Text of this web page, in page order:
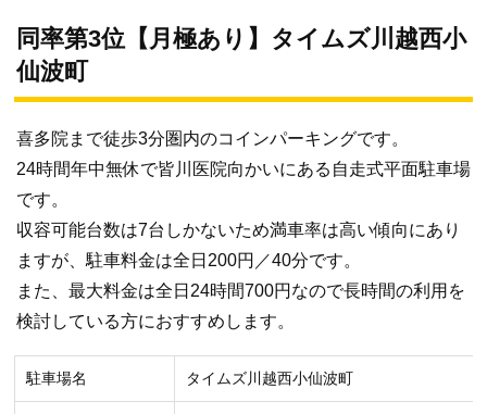
同率第3位【月極あり】タイムズ川越西小
仙波町
喜多院まで徒歩3分圏内のコインパーキングです。
24時間年中無休で皆川医院向かいにある自走式平面駐車場
です。
収容可能台数は7台しかないため満車率は高い傾向にあり
ますが、駐車料金は全日200円／40分です。
また、最大料金は全日24時間700円なので長時間の利用を
検討している方におすすめします。
駐車場名 タイムズ川越西小仙波町